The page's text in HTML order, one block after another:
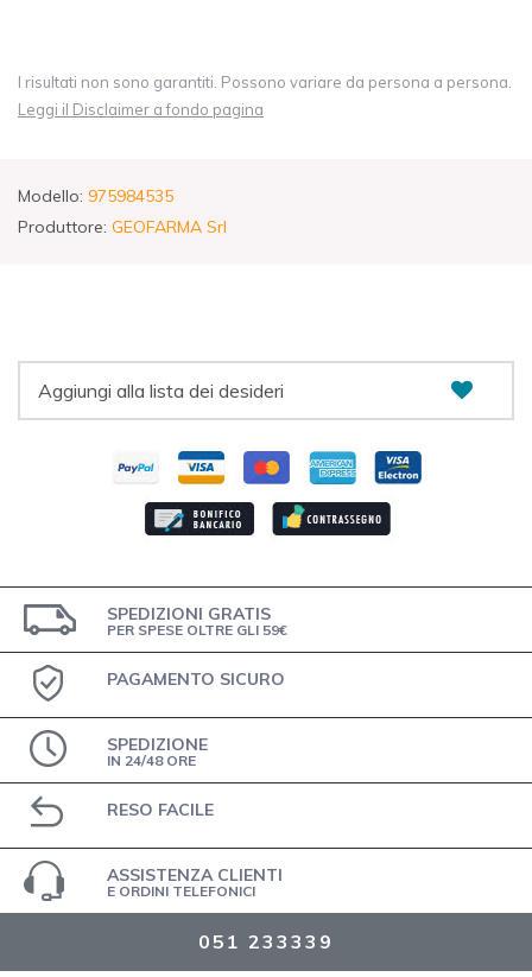
I risultati non sono garantiti. Possono variare da persona a persona.
Leggi il Disclaimer a fondo pagina
Modello: 975984535
Produttore: GEOFARMA Srl
Aggiungi alla lista dei desideri
SPEDIZIONI GRATIS
PER SPESE OLTRE GLI 59€
PAGAMENTO SICURO
SPEDIZIONE
IN 24/48 ORE
RESO FACILE
ASSISTENZA CLIENTI
E ORDINI TELEFONICI
051 233339